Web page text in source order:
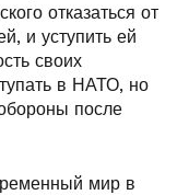
отказаться от
и уступить ей
своих
в НАТО, но
после
мир в